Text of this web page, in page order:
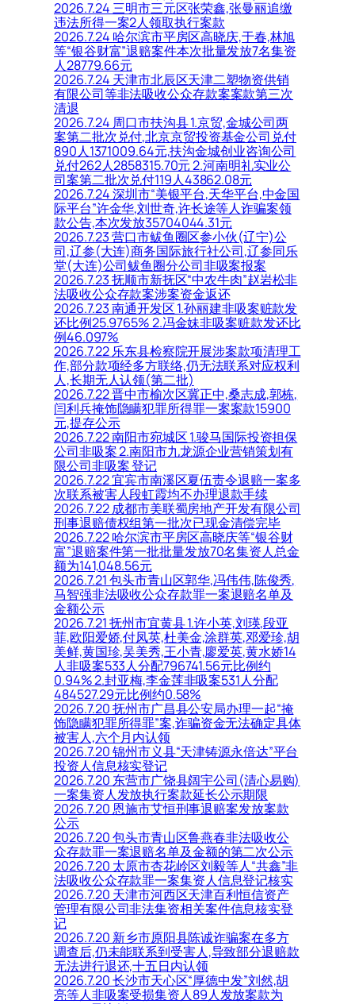
2026.7.24 三明市三元区张荣鑫,张曼丽追缴
违法所得一案2人领取执行案款
2026.7.24 哈尔滨市平房区高晓庆,于春,林旭
等“银谷财富”退赔案件本次批量发放7名集资
人28779.66元
2026.7.24 天津市北辰区天津二塑物资供销
有限公司等非法吸收公众存款案案款第三次
清退
2026.7.24 周口市扶沟县 1.京贸,金城公司两
案第二批次兑付,北京京贸投资基金公司兑付
890人1371009.64元,扶沟金城创业咨询公司
兑付262人2858315.70元 2.河南明礼实业公
司案第二批次兑付119人43862.08元
2026.7.24 深圳市“美银平台,天华平台,中金国
际平台”许金华,刘世奇,许长途等人诈骗案领
款公告,本次发放35704044.31元
2026.7.23 营口市鲅鱼圈区参小伙(辽宁)公
司,辽参(大连)商务国际旅行社公司,辽参同乐
堂(大连)公司鲅鱼圈分公司非吸案报案
2026.7.23 抚顺市新抚区“中农牛肉”赵岩松非
法吸收公众存款案涉案资金返还
2026.7.23 南通开发区 1.孙丽建非吸案赃款发
还比例25.9765% 2.冯金妹非吸案赃款发还比
例46.097%
2026.7.22 乐东县检察院开展涉案款项清理工
作,部分款项经多方联络,仍无法联系对应权利
人,长期无人认领(第二批)
2026.7.22 晋中市榆次区冀正中,桑志成,郭栋,
闫利兵掩饰隐瞒犯罪所得罪一案案款15900
元,提存公示
2026.7.22 南阳市宛城区 1.骏马国际投资担保
公司非吸案 2.南阳市九龙源企业营销策划有
限公司非吸案 登记
2026.7.22 宜宾市南溪区夏伍责令退赔一案多
次联系被害人段虹霞均不办理退款手续
2026.7.22 成都市美联蜀房地产开发有限公司
刑事退赔债权组第一批次已现金清偿完毕
2026.7.22 哈尔滨市平房区高晓庆等“银谷财
富”退赔案件第一批批量发放70名集资人总金
额为141,048.56元
2026.7.21 包头市青山区郭华,冯伟伟,陈俊秀,
马智强非法吸收公众存款罪一案退赔名单及
金额公示
2026.7.21 抚州市宜黄县 1.许小英,刘瑛,段亚
菲,欧阳爱娇,付凤英,杜美金,涂群英,邓爱珍,胡
美鲜,黄国珍,吴美秀,王小青,廖爱英,黄水娇14
人非吸案533人分配796741.56元比例约
0.94% 2.封亚梅,李金莲非吸案531人分配
484527.29元比例约0.58%
2026.7.20 抚州市广昌县公安局办理一起“掩
饰隐瞒犯罪所得罪”案,诈骗资金无法确定具体
被害人,六个月内认领
2026.7.20 锦州市义县“天津铸源永倍达”平台
投资人信息核实登记
2026.7.20 东营市广饶县阔宇公司(清心易购)
一案集资人发放执行案款延长公示期限
2026.7.20 恩施市艾恒刑事退赔案发放案款
公示
2026.7.20 包头市青山区鲁燕春非法吸收公
众存款罪一案退赔名单及金额的第二次公示
2026.7.20 太原市杏花岭区刘毅等人“共鑫”非
法吸收公众存款罪一案集资人信息登记核实
2026.7.20 天津市河西区天津百利恒信资产
管理有限公司非法集资相关案件信息核实登
记
2026.7.20 新乡市原阳县陈诚诈骗案在多方
调查后,仍未能联系到受害人,导致部分退赔款
无法进行退还,十五日内认领
2026.7.20 长沙市天心区“厚德中发”刘然,胡
亮等人非吸案受损集资人89人发放案款为